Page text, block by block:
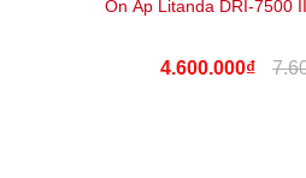
Ổn Áp Litanda DRI-7500 II
4.600.000₫